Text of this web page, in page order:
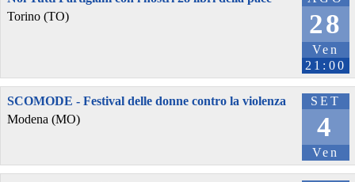
28
Ven
21:00
Torino (TO)
SET
4
Ven
SCOMODE - Festival delle donne contro la violenza
Modena (MO)